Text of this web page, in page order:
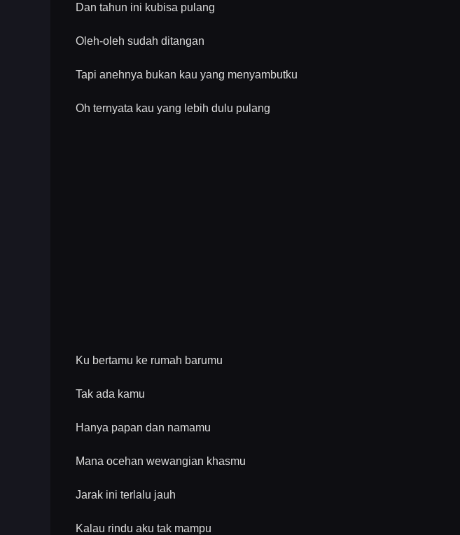
Dan tahun ini kubisa pulang
Oleh-oleh sudah ditangan
Tapi anehnya bukan kau yang menyambutku
Oh ternyata kau yang lebih dulu pulang
Ku bertamu ke rumah barumu
Tak ada kamu
Hanya papan dan namamu
Mana ocehan wewangian khasmu
Jarak ini terlalu jauh
Kalau rindu aku tak mampu